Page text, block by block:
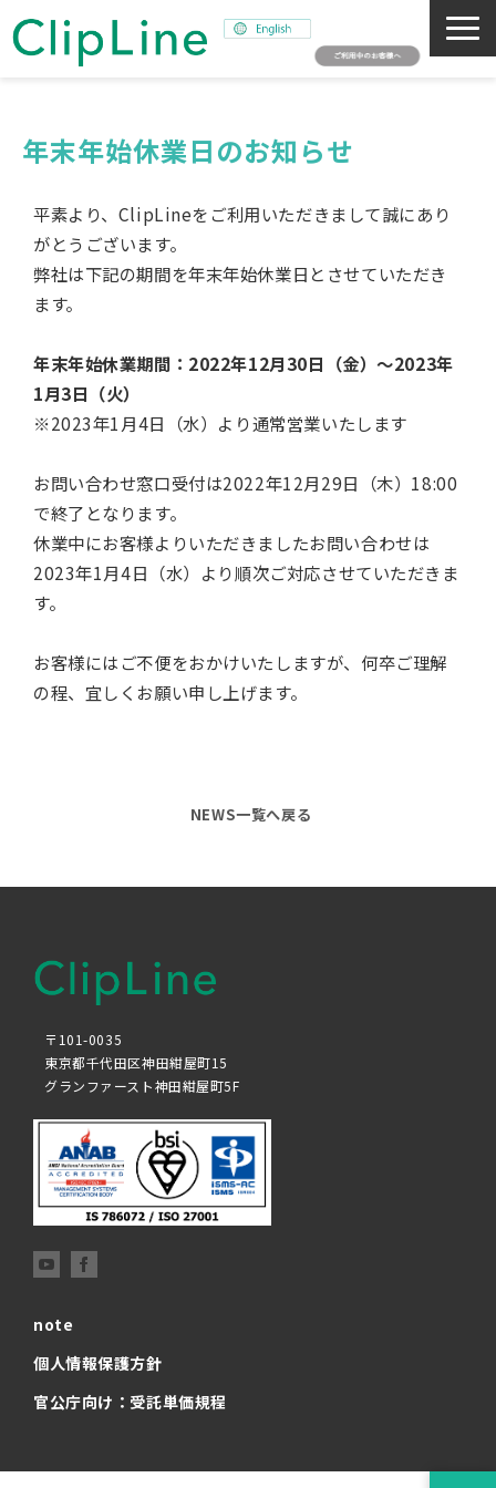
事業紹介
ニュース
年末年始休業日のお知らせ
平素より、ClipLineをご利用いただきまして誠にあり
がとうございます。
弊社は下記の期間を年末年始休業日とさせていただき
ます。
年末年始休業期間：2022年12月30日（金）～2023年
1月3日（火）
※2023年1月4日（水）より通常営業いたします
お問い合わせ窓口受付は2022年12月29日（木）18:00
で終了となります。
休業中にお客様よりいただきましたお問い合わせは
2023年1月4日（水）より順次ご対応させていただきま
す。
お客様にはご不便をおかけいたしますが、何卒ご理解
の程、宜しくお願い申し上げます。
NEWS一覧へ戻る
〒101-0035
東京都千代田区神田紺屋町15
グランファースト神田紺屋町5F
note
個人情報保護方針
官公庁向け：受託単価規程